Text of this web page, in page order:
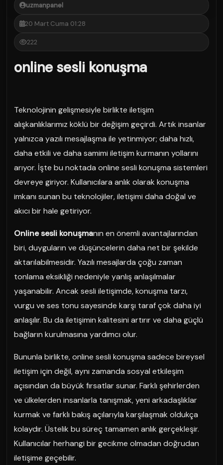
uzmanpanel
20 Mart Cuma 01:28
222
online sesli konuşma
Teknolojinin gelişmesiyle birlikte iletişim
alışkanlıklarımız köklü bir değişim geçirdi. Artık insanlar
yalnızca yazılı mesajlaşma ile yetinmiyor; daha hızlı,
daha etkili ve daha samimi iletişim kurmanın yollarını
arıyor. İşte bu noktada online sesli konuşma sistemleri
devreye giriyor. Kullanıcılara anlık olarak konuşma
imkanı sunan bu teknolojiler, iletişimi daha doğal ve
akıcı bir hale getiriyor.
Online sesli konuşmanın en önemli avantajlarından
biri, duyguların ve düşüncelerin daha net bir şekilde
aktarılabilmesidir. Yazılı mesajlarda çoğu zaman
tonlama eksikliği nedeniyle yanlış anlaşılmalar
yaşanabilir. Ancak sesli iletişimde, konuşma tarzı,
vurgu ve ses tonu sayesinde karşı taraf çok daha iyi
anlaşılır. Bu da iletişimin kalitesini artırır ve daha güçlü
bağların kurulmasına yardımcı olur.
Bununla birlikte, online sesli konuşma sadece bireysel
iletişim için değil, aynı zamanda sosyal etkileşim
açısından da büyük fırsatlar sunar. Farklı şehirlerden
ve ülkelerden insanlarla tanışmak, yeni arkadaşlıklar
kurmak ve farklı bakış açılarıyla karşılaşmak oldukça
kolaydır. Üstelik bu süreç tamamen anlık gerçekleşir.
Kullanıcılar herhangi bir gecikme olmadan doğrudan
iletişime geçebilir.